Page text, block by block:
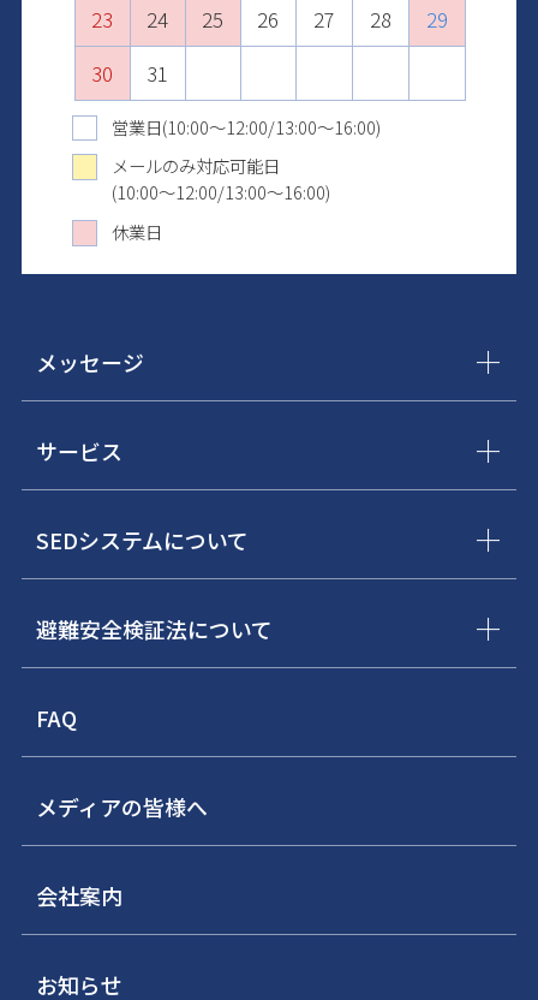
23
24 25 26 27 28
29
30
31
27
28 29 30
25
26 27 28 29 30 31
29
30
27
28 29 30 31
24
25 26 27 28 29
30
31
営業日(10:00～12:00/13:00～16:00)
メールのみ対応可能日
(10:00～12:00/13:00～16:00)
休業日
メッセージ
サービス
SEDシステムについて
避難安全検証法について
FAQ
メディアの皆様へ
会社案内
お知らせ